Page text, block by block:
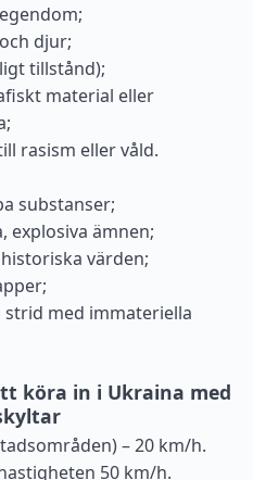
djur;
tillstånd);
material eller
rasism eller våld.
substanser;
explosiva ämnen;
värden;
med immateriella
köra in i Ukraina med
– 20 km/h.
50 km/h.